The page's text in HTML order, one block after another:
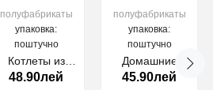
полуфабрикаты
упаковка:
поштучно
Котлеты из
курицы и
48.90лей
полуфабрикаты
упаковка:
поштучно
Домашние
куриные
45.90лей